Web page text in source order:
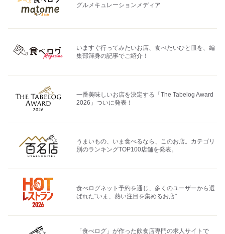
グルメキュレーションメディア
いますぐ行ってみたいお店、食べたいひと皿を、編
集部渾身の記事でご紹介！
一番美味しいお店を決定する「The Tabelog Award
2026」ついに発表！
うまいもの、いま食べるなら、このお店。カテゴリ
別のランキングTOP100店舗を発表。
食べログネット予約を通じ、多くのユーザーから選
ばれた"いま、熱い注目を集めるお店"
「食べログ」が作った飲食店専門の求人サイトで